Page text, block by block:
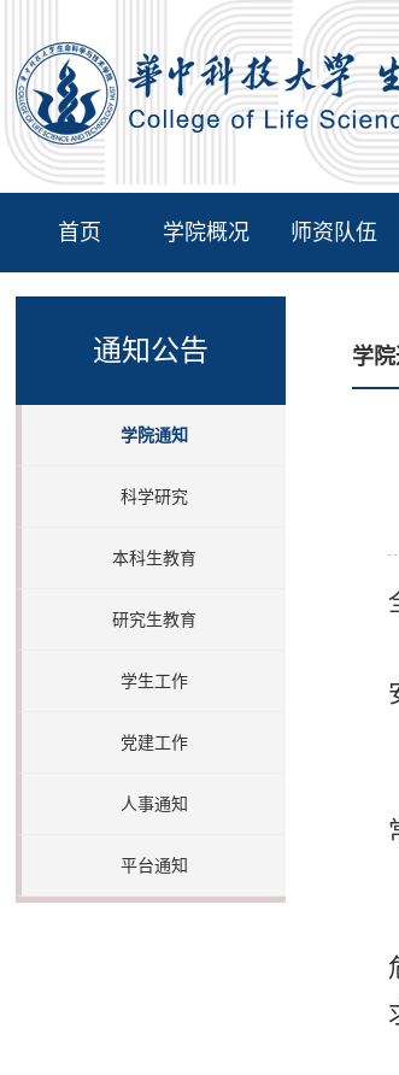
首页 学院概况 师资队伍
通知公告
学院通知
科学研究
本科生教育
研究生教育
学生工作
党建工作
人事通知
平台通知
学院